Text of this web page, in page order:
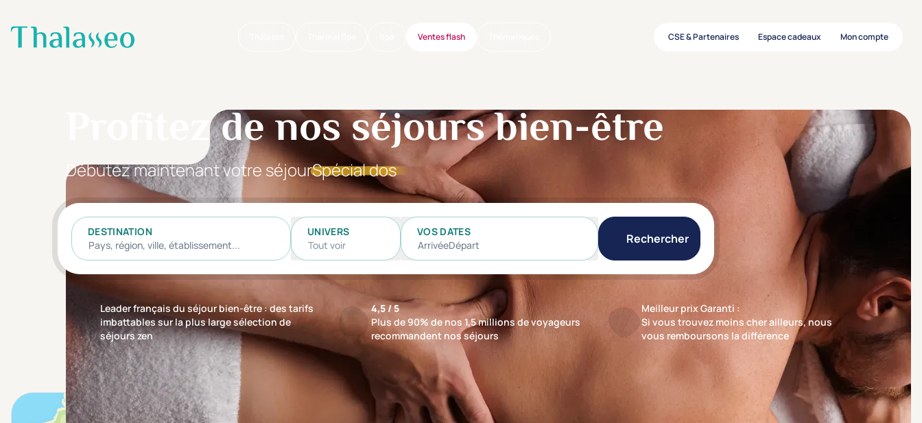
Aller au contenu principal Ventes flash CSE & Partenaires Espace cadeaux Mon compte
Profitez de nos séjours bien-être
Débutez maintenant votre séjourSpécial dos
DESTINATION
UNIVERS
Tout voir
VOS DATES
ArrivéeDépart Rechercher
Leader français du séjour bien-être : des tarifs
imbattables sur la plus large sélection de
séjours zen
4,5 / 5
Plus de 90% de nos 1,5 millions de voyageurs
recommandent nos séjours
Meilleur prix Garanti :
Si vous trouvez moins cher ailleurs, nous
vous remboursons la différence
Résultats : 34 établissementsjusqu'à -52% Nos recommandations en premier